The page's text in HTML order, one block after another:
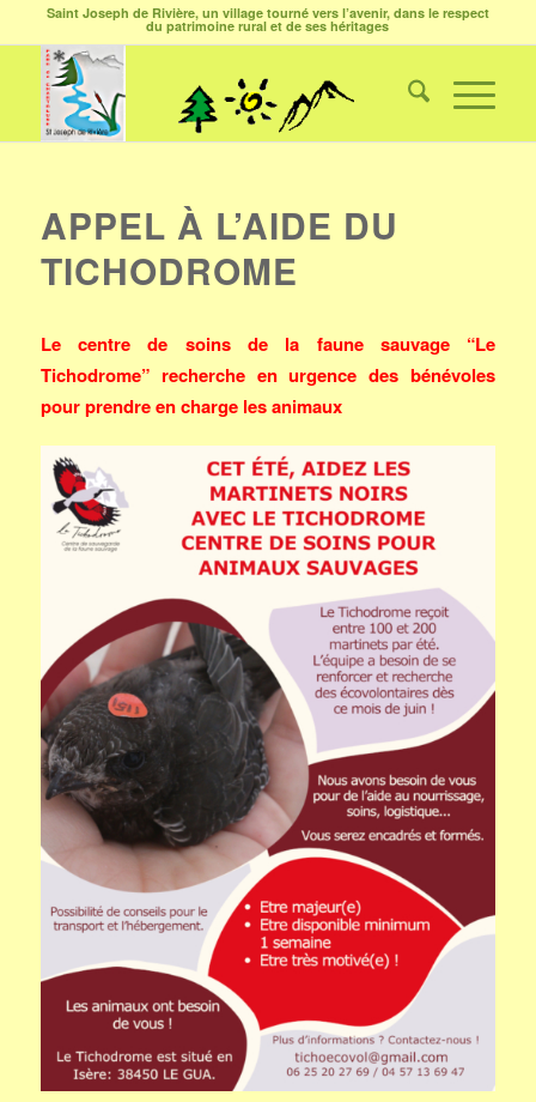
Saint Joseph de Rivière, un village tourné vers l’avenir, dans le respect
du patrimoine rural et de ses héritages
APPEL À L’AIDE DU
TICHODROME
Le centre de soins de la faune sauvage “Le
Tichodrome” recherche en urgence des bénévoles
pour prendre en charge les animaux